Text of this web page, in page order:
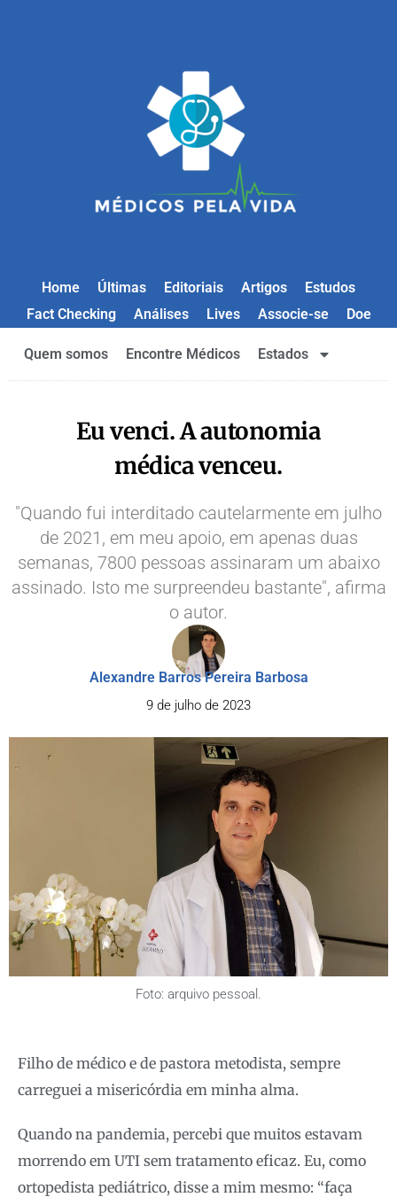
Home Últimas Editoriais Artigos
Estudos
Fact Checking
Análises Lives Associe-se Doe
Quem somos Encontre Médicos Estados
Eu venci. A autonomia
médica venceu.
"Quando fui interditado cautelarmente em julho
de 2021, em meu apoio, em apenas duas
semanas, 7800 pessoas assinaram um abaixo
assinado. Isto me surpreendeu bastante", afirma
o autor.
Alexandre Barros Pereira Barbosa
9 de julho de 2023
Foto: arquivo pessoal.
Filho de médico e de pastora metodista, sempre
carreguei a misericórdia em minha alma.
Quando na pandemia, percebi que muitos estavam
morrendo em UTI sem tratamento eficaz. Eu, como
ortopedista pediátrico, disse a mim mesmo: “faça